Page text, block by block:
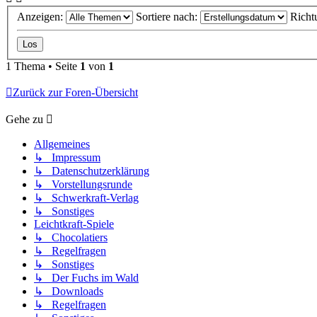
Anzeigen: Sortiere nach:
1 Thema • Seite 1 von 1
Zurück zur Foren-Übersicht
Gehe zu
Allgemeines
↳ Impressum
↳ Datenschutzerklärung
↳ Vorstellungsrunde
↳ Schwerkraft-Verlag
↳ Sonstiges
Leichtkraft-Spiele
↳ Chocolatiers
↳ Regelfragen
↳ Sonstiges
↳ Der Fuchs im Wald
↳ Downloads
↳ Regelfragen